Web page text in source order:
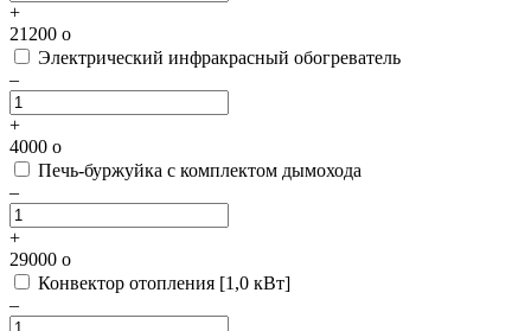
+
21200 o
Электрический инфракрасный обогреватель
–
+
4000 o
Печь-буржуйка с комплектом дымохода
–
+
29000 o
Конвектор отопления [1,0 кВт]
–